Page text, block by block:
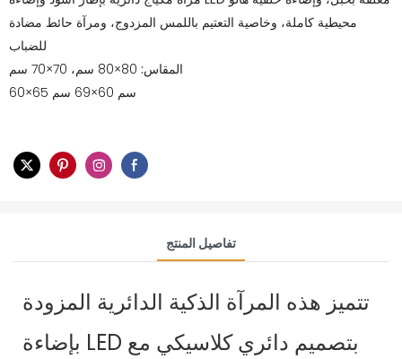
محيطية كاملة، وخاصية التعتيم باللمس المزدوج، ومرآة حائط مضادة
للضباب
المقاس:
60×65 سم 60×69 سم
تفاصيل المنتج
تتميز هذه المرآة الذكية الدائرية المزودة
بإضاءة LED بتصميم دائري كلاسيكي مع